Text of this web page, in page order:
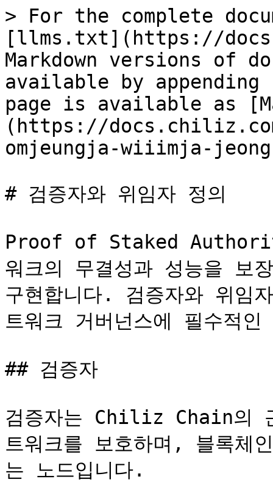
> For the complete
[llms.txt](https://
Markdown versions of
available by
page is available as
(https://
omjeungja-wiiimja-
# 검증자와 위임자 정의
Proof of Staked
워크의 무결성과 성능을 보
구현합니다. 검증자와 위
트워크 거버넌스에 필수적
## 검증자
검증자는 Chiliz Chain의
트워크를 보호하며, 블록체
는 노드입니다.